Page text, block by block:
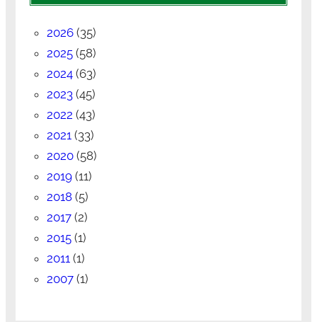
2026(35)
2025(58)
2024(63)
2023(45)
2022 (43)
2021(33)
2020(58)
2019(11)
2018(5)
2017(2)
2015(1)
2011(1)
2007(1)